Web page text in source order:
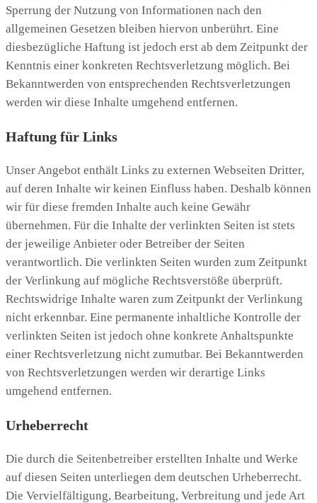
Sperrung der Nutzung von Informationen nach den
allgemeinen Gesetzen bleiben hiervon unberührt. Eine
diesbezügliche Haftung ist jedoch erst ab dem Zeitpunkt der
Kenntnis einer konkreten Rechtsverletzung möglich. Bei
Bekanntwerden von entsprechenden Rechtsverletzungen
werden wir diese Inhalte umgehend entfernen.
Haftung für Links
Unser Angebot enthält Links zu externen Webseiten Dritter,
auf deren Inhalte wir keinen Einfluss haben. Deshalb können
wir für diese fremden Inhalte auch keine Gewähr
übernehmen. Für die Inhalte der verlinkten Seiten ist stets
der jeweilige Anbieter oder Betreiber der Seiten
verantwortlich. Die verlinkten Seiten wurden zum Zeitpunkt
der Verlinkung auf mögliche Rechtsverstöße überprüft.
Rechtswidrige Inhalte waren zum Zeitpunkt der Verlinkung
nicht erkennbar. Eine permanente inhaltliche Kontrolle der
verlinkten Seiten ist jedoch ohne konkrete Anhaltspunkte
einer Rechtsverletzung nicht zumutbar. Bei Bekanntwerden
von Rechtsverletzungen werden wir derartige Links
umgehend entfernen.
Urheberrecht
Die durch die Seitenbetreiber erstellten Inhalte und Werke
auf diesen Seiten unterliegen dem deutschen Urheberrecht.
Die Vervielfältigung, Bearbeitung, Verbreitung und jede Art